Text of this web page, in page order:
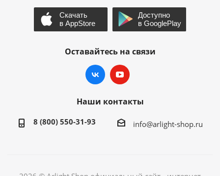
Оставайтесь на связи
Наши контакты
8 (800) 550-31-93 info@arlight-shop.ru